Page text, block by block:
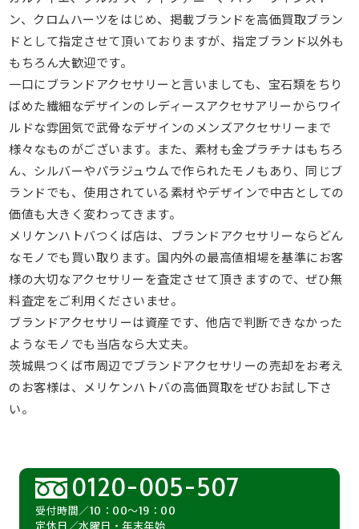
ン、クロムハーツをはじめ、掲載ブランドを高価買取ブラン
ドとして指定させて頂いておりますが、指定ブランド以外も
もちろん大歓迎です。
一口にブランドアクセサリーと言いましても、宝石類をちり
ばめた繊細なデザインのレディースアクセサアリーからワイ
ルドな雰囲気で武骨なデザインのメンズアクセサリーまで
様々なものがございます。また、素材も金プラチナはもちろ
ん、シルバーやパラジュウムで作られたモノもあり、同じブ
ランドでも、使用されている素材やデザインで中古としての
価値も大きく変わってきます。
メリケンハトバつくば店は、ブランドアクセサリーならどん
なモノでも買い取ります。国内外の最高値相場を基準にお客
様の大切なアクセサリーを査定させて頂きますので、ぜひ無
料査定をご利用くださいませ。
ブランドアクセサリーは資産です、他店で判断できなかった
ようなモノでも当店なら大丈夫。
茨城県つくば市周辺でブランドアクセサリーの売却をお考え
のお客様は、メリケンハトバの高価買取をぜひお試し下さ
い。
0120-005-507
受付時間／10：00～19：00
定休日／水曜日・年末年始